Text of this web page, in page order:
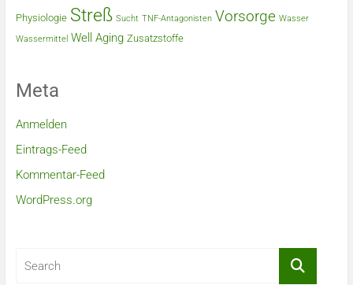
Physiologie Streß Sucht TNF-Antagonisten Vorsorge Wasser
Wassermittel Well Aging Zusatzstoffe
Meta
Anmelden
Eintrags-Feed
Kommentar-Feed
WordPress.org